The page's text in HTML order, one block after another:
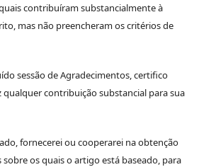
contribuíram substancialmente à
mas não preencheram os critérios de
sessão de Agradecimentos, certifico
qualquer contribuição substancial para sua
fornecerei ou cooperarei na obtenção
os quais o artigo está baseado, para